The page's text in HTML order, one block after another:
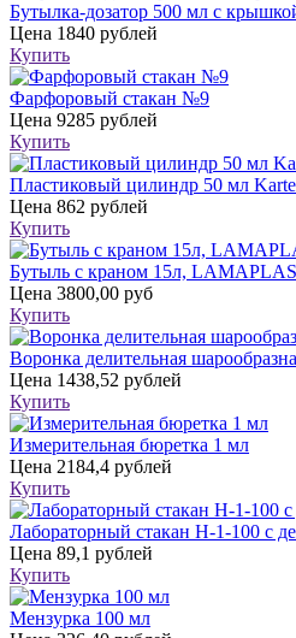
Бутылка-дозатор 500 мл с
Цена 1840 рублей
Купить
Фарфоровый стакан №9
Цена 9285 рублей
Купить
Пластиковый цилиндр 50 мл
Цена 862 рублей
Купить
Бутыль с краном 15л,
Цена 3800,00 руб
Купить
Воронка делительная
Цена 1438,52 рублей
Купить
Измерительная бюретка 1 мл
Цена 2184,4 рублей
Купить
Лабораторный стакан Н-1-100 с
Цена 89,1 рублей
Купить
Мензурка 100 мл